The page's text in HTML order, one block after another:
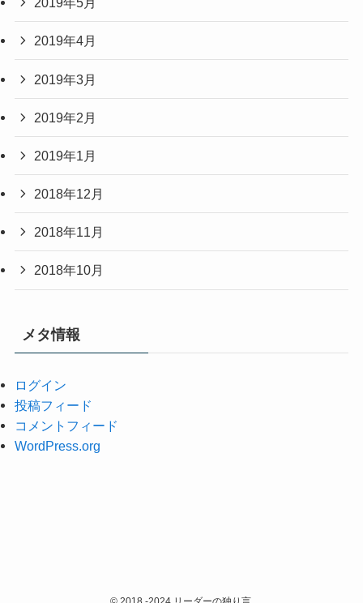
2019年4月
2019年3月
2019年2月
2019年1月
2018年12月
2018年11月
2018年10月
メタ情報
ログイン
投稿フィード
コメントフィード
WordPress.org